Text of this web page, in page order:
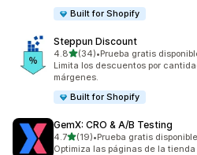
Built for Shopify
Steppun Discount
4.8de 5 estrellas
(34)
34 reseñas en total
•Prueba gratis
Limita los descuentos por
márgenes.
Built for Shopify
GemX: CRO & A/B Testing
4.7de 5 estrellas
(19)
19 reseñas en total
•Prueba gratis disponible
Optimiza las páginas de la